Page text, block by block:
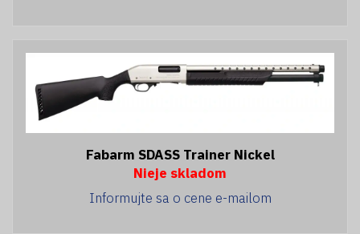
Fabarm SDASS Trainer Nickel
Nieje skladom
Informujte sa o cene e-mailom